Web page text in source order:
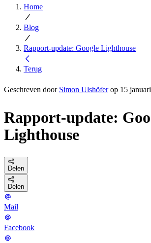
Home
Blog
Rapport-update: Google Lighthouse
Terug
Geschreven door Simon Ulshöferop 15
Rapport-update:
Lighthouse
Delen
Delen
Mail
Facebook